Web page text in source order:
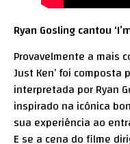
Ryan Gosling cantou
Provavelmente a mais
Just Ken’ foi composta
interpretada por Ryan
inspirado na icônica
sua experiência ao
E se a cena do filme